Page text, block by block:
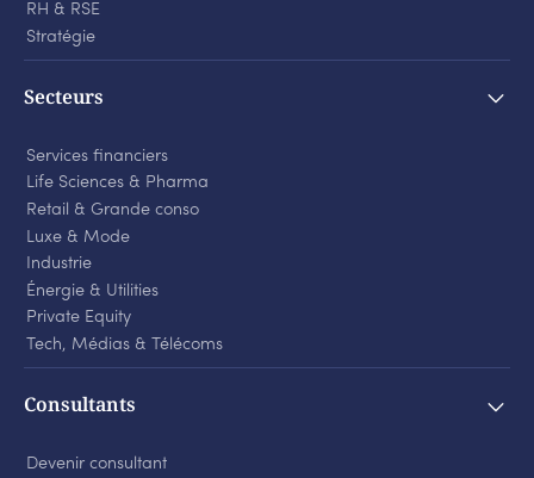
RH & RSE
Stratégie
Secteurs
Services financiers
Life Sciences & Pharma
Retail & Grande conso
Luxe & Mode
Industrie
Énergie & Utilities
Private Equity
Tech, Médias & Télécoms
Consultants
Devenir consultant